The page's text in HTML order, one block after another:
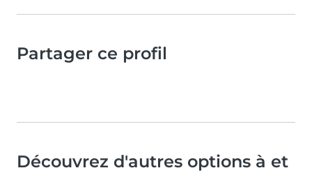
Partager ce profil
Découvrez d'autres options à et